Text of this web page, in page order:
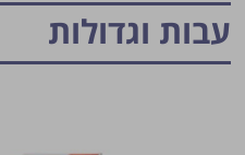
עבות וגדולות